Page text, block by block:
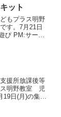
ね💖」お料理
ット
もプラス明野
す。7月21日
び PM:サーキ
援所放課後等
ス明野教室 児
日(月)の集団